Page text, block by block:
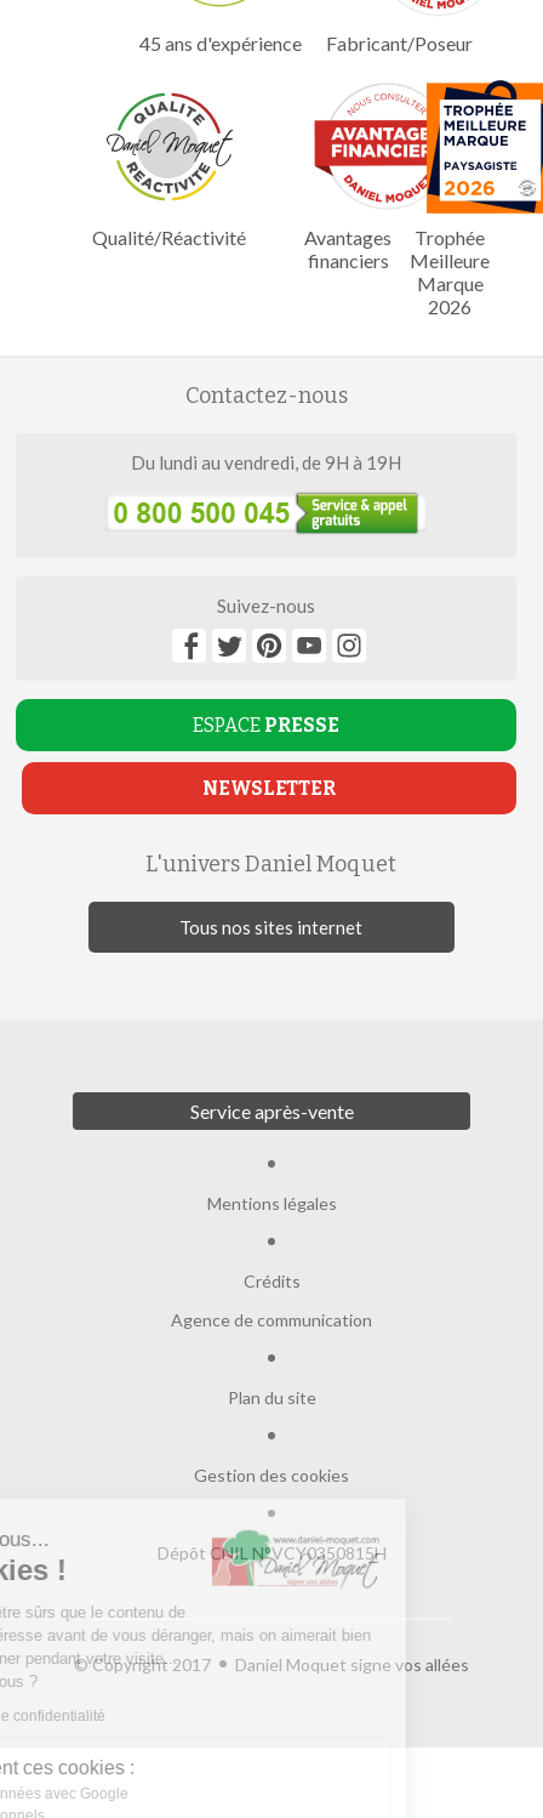
45 ans d'expérience Fabricant/Poseur
Qualité/Réactivité
Avantages
financiers
Trophée
Meilleure
Marque
2026
Contactez-nous
Du lundi au vendredi, de 9H à 19H
Suivez-nous
ESPACE PRESSE
NEWSLETTER
L'univers Daniel Moquet
Tous nos sites internet
Service après-vente
Mentions légales
Crédits
Agence de communication
Plan du site
Gestion des cookies
Dépôt CNIL N°VCY0350815H
© Copyright 2017 Daniel Moquet signe vos allées
Salut c'est nous...
les Cookies !
On a attendu d'être sûrs que le contenu de
ce site vous intéresse avant de vous déranger, mais on aimerait bien
vous accompagner pendant votre visite...
C'est OK pour vous ?
Lire la politique de confidentialité
À quoi servent ces cookies :
Partage de données avec Google